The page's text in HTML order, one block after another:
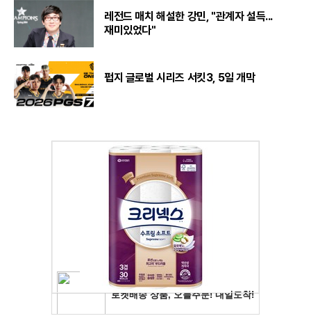
레전드 매치 해설한 강민, "관계자 설득...
재미있었다"
펍지 글로벌 시리즈 서킷3, 5일 개막